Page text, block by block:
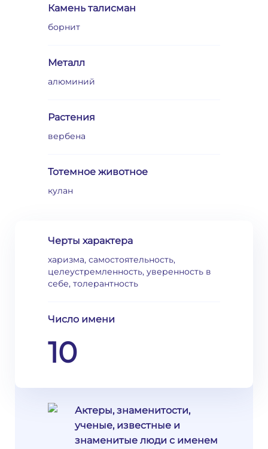
Камень талисман
борнит
Металл
алюминий
Растения
вербена
Тотемное животное
кулан
Черты характера
харизма, самостоятельность,
целеустремленность, уверенность в
себе, толерантность
Число имени
10
Актеры, знаменитости,
ученые, известные и
знаменитые люди с именем